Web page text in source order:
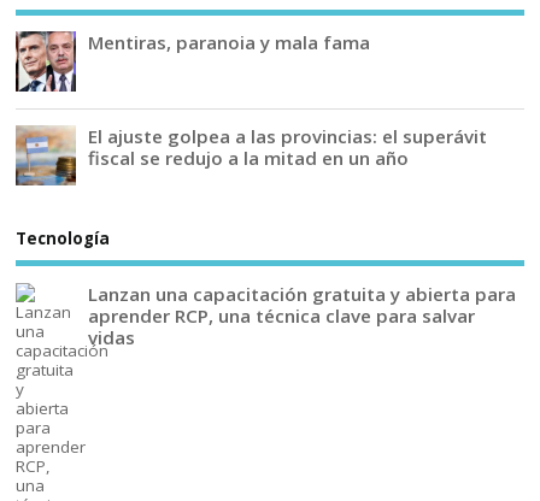
Mentiras, paranoia y mala fama
El ajuste golpea a las provincias: el superávit
fiscal se redujo a la mitad en un año
Tecnología
Lanzan una capacitación gratuita y abierta para
aprender RCP, una técnica clave para salvar
vidas